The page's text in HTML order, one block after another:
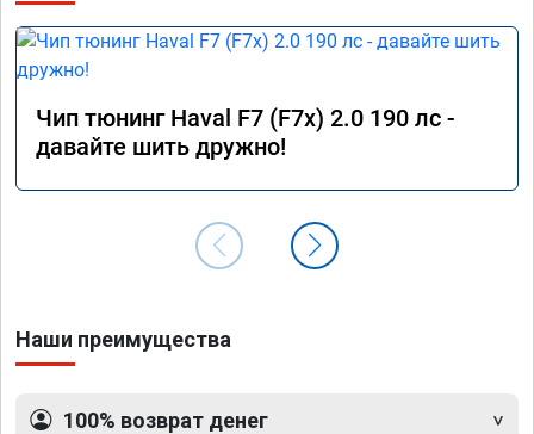
Чип тюнинг Haval F7 (F7x) 2.0 190 лс -
давайте шить дружно!
Наши преимущества
100% возврат денег